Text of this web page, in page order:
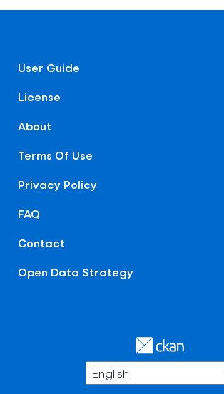
User Guide
License
About
Terms Of Use
Privacy Policy
FAQ
Contact
Open Data Strategy